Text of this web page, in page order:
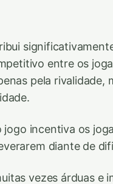
entre os
pela rivalidade,
incentiva os
diante de
vezes árduas e